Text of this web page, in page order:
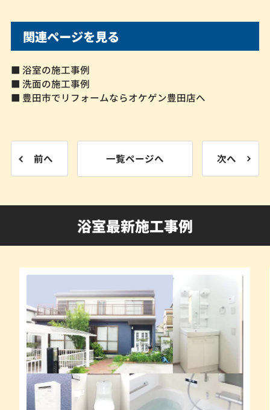
関連ページを見る
■ 浴室の施工事例
■ 洗面の施工事例
■ 豊田市でリフォームならオケゲン豊田店へ
前へ 一覧ページへ 次へ
浴室最新施工事例